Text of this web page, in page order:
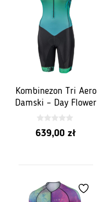
Kombinezon Tri Aero
Damski – Day Flower
0
z
639,00 zł